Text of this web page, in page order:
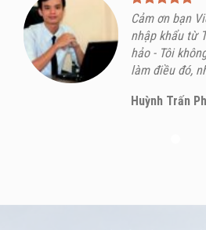
Cảm ơn bạn
nhập khẩu từ
hảo - Tôi
làm điều đó,
Huỳnh Trấn